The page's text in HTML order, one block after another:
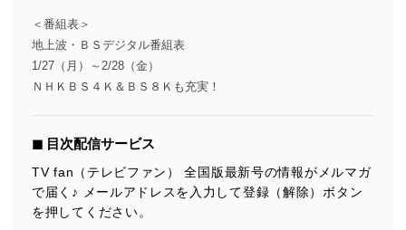
＜番組表＞
地上波・ＢＳデジタル番組表
1/27（月）～2/28（金）
ＮＨＫＢＳ４Ｋ＆ＢＳ８Ｋも充実！
◼︎ 目次配信サービス
TV fan（テレビファン） 全国版最新号の情報がメルマガ
で届く♪ メールアドレスを入力して登録（解除）ボタン
を押してください。